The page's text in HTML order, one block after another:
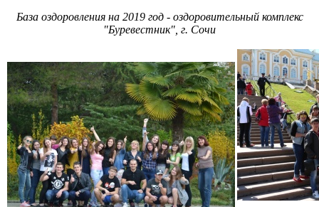
База оздоровления на 2019 год - оздоровительный комплекс
"Буревестник", г. Сочи